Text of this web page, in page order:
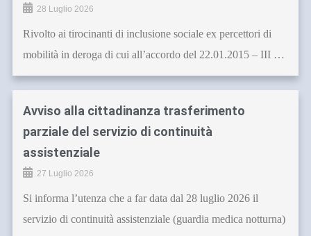
28 Luglio 2026
Rivolto ai tirocinanti di inclusione sociale ex percettori di
mobilità in deroga di cui all’accordo del 22.01.2015 – III …
Avviso alla cittadinanza trasferimento
parziale del servizio di continuità
assistenziale
27 Luglio 2026
Si informa l’utenza che a far data dal 28 luglio 2026 il
servizio di continuità assistenziale (guardia medica notturna)